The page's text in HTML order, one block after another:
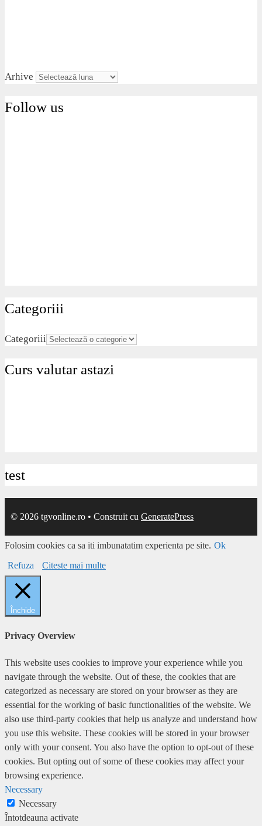
Arhive
Follow us
Categoriii
Categoriii
Curs valutar astazi
test
© 2026 tgvonline.ro • Construit cu GeneratePress
Folosim cookies ca sa iti imbunatatim experienta pe site. Ok
Refuza
Citeste mai multe
Închide
Privacy Overview
This website uses cookies to improve your experience while you
navigate through the website. Out of these, the cookies that are
categorized as necessary are stored on your browser as they are
essential for the working of basic functionalities of the website. We
also use third-party cookies that help us analyze and understand how
you use this website. These cookies will be stored in your browser
only with your consent. You also have the option to opt-out of these
cookies. But opting out of some of these cookies may affect your
browsing experience.
Necessary
Necessary
Întotdeauna activate